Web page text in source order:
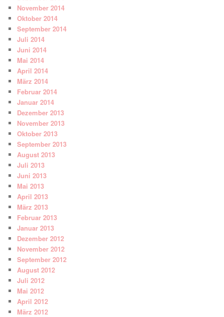
November 2014
Oktober 2014
September 2014
Juli 2014
Juni 2014
Mai 2014
April 2014
März 2014
Februar 2014
Januar 2014
Dezember 2013
November 2013
Oktober 2013
September 2013
August 2013
Juli 2013
Juni 2013
Mai 2013
April 2013
März 2013
Februar 2013
Januar 2013
Dezember 2012
November 2012
September 2012
August 2012
Juli 2012
Mai 2012
April 2012
März 2012